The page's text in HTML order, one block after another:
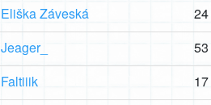
Eliška Záveská 24
Jeager_ 53
Faltiiik 17